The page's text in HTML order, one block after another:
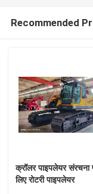
घर
Recommended
क्रॉलर पाइपलेयर संरचना
लिए रोटरी पाइपलेयर